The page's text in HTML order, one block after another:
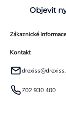
Objevit
Zákaznické informace
Kontakt
drexiss@
702 930 400